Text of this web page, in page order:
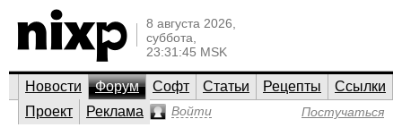
8 августа 2026,
суббота,
23:31:45 MSK
Новости Форум Софт Статьи Рецепты
Ссылки
Проект
Реклама Войти Постучаться